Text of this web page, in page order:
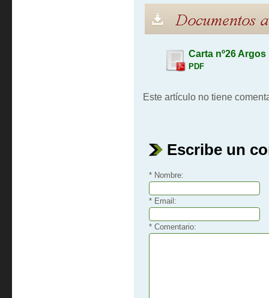
Carta nº26
PDF
Este artículo no tiene
Escribe un
* Nombre:
* Email:
* Comentario: